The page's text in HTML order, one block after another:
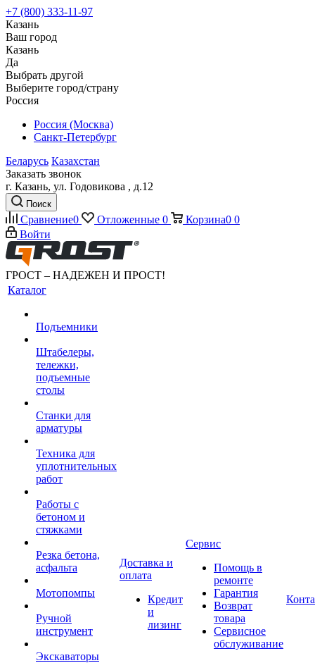
+7 (800) 333-11-97
Казань
Ваш город
Казань
Да
Выбрать другой
Выберите город/страну
Россия
Россия (Москва)
Санкт-Петербург
Беларусь Казахстан
Заказать звонок
г. Казань, ул. Годовикова , д.12
Поиск
Сравнение0 Отложенные 0 Корзина0 0
Войти
ГРОСТ – НАДЕЖЕН И ПРОСТ!
Каталог
Подъемники
Штабелеры,
тележки,
подъемные
столы
Станки для
арматуры
Техника для
уплотнительных
работ
Работы с
бетоном и
стяжками
Резка бетона,
асфальта
Мотопомпы
Ручной
инструмент
Экскаваторы
Доставка и
оплата
Кредит
и
лизинг
Сервис
Помощь в
ремонте
Гарантия
Возврат
товара
Сервисное
обслуживание